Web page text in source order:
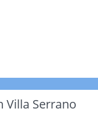
Villa Serrano